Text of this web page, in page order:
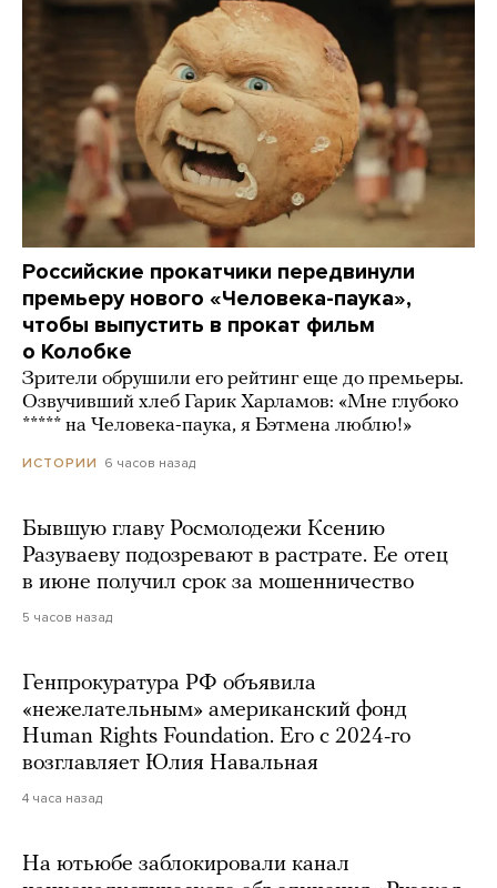
Российские прокатчики передвинули
премьеру нового «Человека-паука»,
чтобы выпустить в прокат фильм
о Колобке
Зрители обрушили его рейтинг еще до премьеры.
Озвучивший хлеб Гарик Харламов: «Мне глубоко
***** на Человека-паука, я Бэтмена люблю!»
ИСТОРИИ 6 часов назад
Бывшую главу Росмолодежи Ксению
Разуваеву подозревают в растрате. Ее отец
в июне получил срок за мошенничество
5 часов назад
Генпрокуратура РФ объявила
«нежелательным» американский фонд
Human Rights Foundation. Его с 2024-го
возглавляет Юлия Навальная
4 часа назад
На ютьюбе заблокировали канал